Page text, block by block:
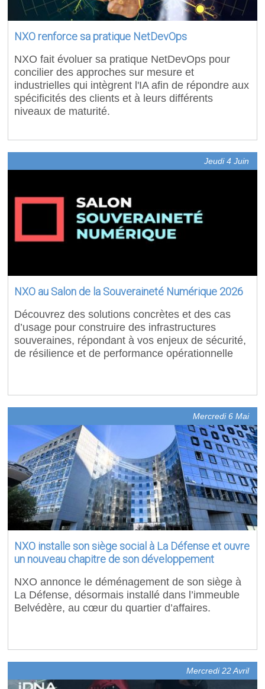
NXO renforce sa pratique NetDevOps
NXO fait évoluer sa pratique NetDevOps pour
concilier des approches sur mesure et
industrielles qui intègrent l'IA afin de répondre aux
spécificités des clients et à leurs différents
niveaux de maturité.
Jeudi 4 Juin
NXO au Salon de la Souveraineté Numérique 2026
Découvrez des solutions concrètes et des cas
d’usage pour construire des infrastructures
souveraines, répondant à vos enjeux de sécurité,
de résilience et de performance opérationnelle
Mercredi 6 Mai
NXO installe son siège social à La Défense et ouvre
un nouveau chapitre de son développement
NXO annonce le déménagement de son siège à
La Défense, désormais installé dans l’immeuble
Belvédère, au cœur du quartier d’affaires.
Mercredi 22 Avril